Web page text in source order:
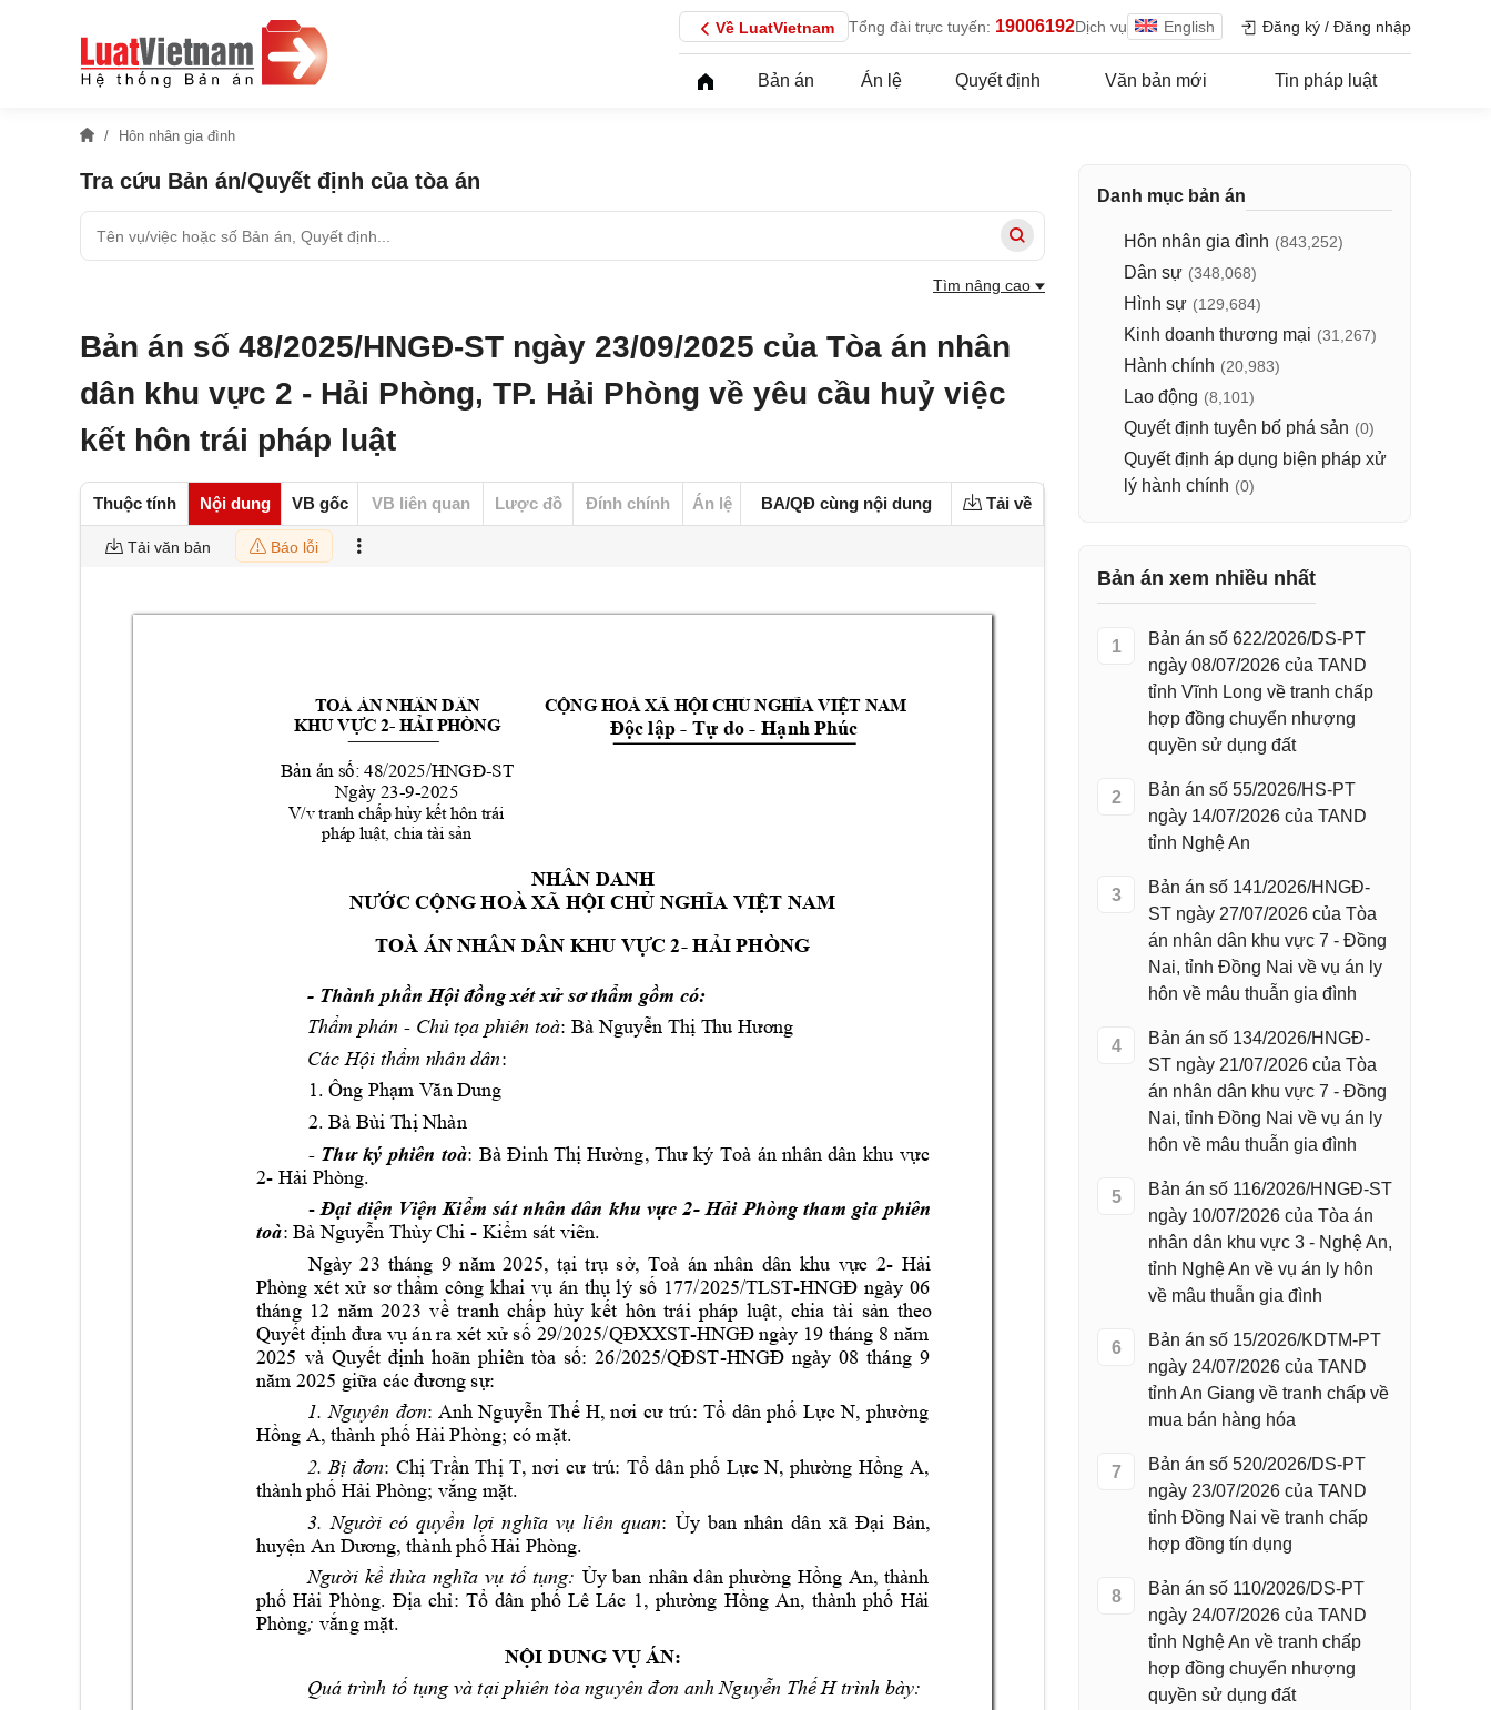
Về LuatVietnam Tổng đài trực tuyến: 19006192Dịch vụ English Đăng ký / Đăng nhập
Bản án Án lệ Quyết định Văn bản mới Tin pháp luật
Hôn nhân gia đình
Tra cứu Bản án/Quyết định của tòa án
Tìm nâng cao
Bản án số 48/2025/HNGĐ-ST ngày 23/09/2025 của Tòa án nhân
dân khu vực 2 - Hải Phòng, TP. Hải Phòng về yêu cầu huỷ việc
kết hôn trái pháp luật
Thuộc tính Nội dung VB gốc VB liên quan Lược đồ Đính chính Án lệ BA/QĐ cùng nội dung Tải về
Tải văn bản Báo lỗi
TOÀ ÁN NHÂN DÂN
KHU VỰC 2- HẢI PHÒNG
Bản án số: 48/2025/HNGĐ-ST
Ngày 23-9-2025
V/v tranh chấp hủy kết hôn trái
pháp luật, chia tài sản
CỘNG HOÀ XÃ HỘI CHỦ NGHĨA VIỆT NAM
Độc lập - Tự do - Hạnh Phúc
NHÂN DANH
NƢỚC CỘNG HOÀ XÃ HỘI CHỦ NGHĨA VIỆT NAM
TOÀ ÁN NHÂN DÂN KHU VỰC 2- HẢI PHÒNG
- Thành phần Hội đồng xét xử sơ thẩm gồm có:
Thẩm phán - Chủ tọa phiên toà: Bà Nguyễn Thị Thu Hương
Các Hội thẩm nhân dân:
1. Ông Phạm Văn Dung
2. Bà Bùi Thị Nhàn
- Thư ký phiên toà: Bà Đinh Thị Hường, Thư ký Toà án nhân dân khu vực
2- Hải Phòng.
- Đại diện Viện Kiểm sát nhân dân khu vực 2- Hải Phòng tham gia phiên
toà: Bà Nguyễn Thùy Chi - Kiểm sát viên.
Ngày 23 tháng 9 năm 2025, tại trụ sở, Toà án nhân dân khu vực 2- Hải
Phòng xét xử sơ thẩm công khai vụ án thụ lý số 177/2025/TLST-HNGĐ ngày 06
tháng 12 năm 2023 về tranh chấp hủy kết hôn trái pháp luật, chia tài sản theo
Quyết định đưa vụ án ra xét xử số 29/2025/QĐXXST-HNGĐ ngày 19 tháng 8 năm
2025 và Quyết định hoãn phiên tòa số: 26/2025/QĐST-HNGĐ ngày 08 tháng 9
năm 2025 giữa các đương sự:
1. Nguyên đơn: Anh Nguyễn Thế H, nơi cư trú: Tổ dân phố Lực N, phường
Hồng A, thành phố Hải Phòng; có mặt.
2. Bị đơn: Chị Trần Thị T, nơi cư trú: Tổ dân phố Lực N, phường Hồng A,
thành phố Hải Phòng; vắng mặt.
3. Người có quyền lợi nghĩa vụ liên quan: Ủy ban nhân dân xã Đại Bản,
huyện An Dương, thành phố Hải Phòng.
Người kề thừa nghĩa vụ tố tụng: Ủy ban nhân dân phường Hồng An, thành
phố Hải Phòng. Địa chỉ: Tổ dân phố Lê Lác 1, phường Hồng An, thành phố Hải
Phòng; vắng mặt.
NỘI DUNG VỤ ÁN:
Quá trình tố tụng và tại phiên tòa nguyên đơn anh Nguyễn Thế H trình bày:
Danh mục bản án
Hôn nhân gia đình (843,252)
Dân sự (348,068)
Hình sự (129,684)
Kinh doanh thương mại (31,267)
Hành chính (20,983)
Lao động (8,101)
Quyết định tuyên bố phá sản (0)
Quyết định áp dụng biện pháp xử
lý hành chính (0)
Bản án xem nhiều nhất
1
Bản án số 622/2026/DS-PT
ngày 08/07/2026 của TAND
tỉnh Vĩnh Long về tranh chấp
hợp đồng chuyển nhượng
quyền sử dụng đất
2
Bản án số 55/2026/HS-PT
ngày 14/07/2026 của TAND
tỉnh Nghệ An
3
Bản án số 141/2026/HNGĐ-
ST ngày 27/07/2026 của Tòa
án nhân dân khu vực 7 - Đồng
Nai, tỉnh Đồng Nai về vụ án ly
hôn về mâu thuẫn gia đình
4
Bản án số 134/2026/HNGĐ-
ST ngày 21/07/2026 của Tòa
án nhân dân khu vực 7 - Đồng
Nai, tỉnh Đồng Nai về vụ án ly
hôn về mâu thuẫn gia đình
5
Bản án số 116/2026/HNGĐ-ST
ngày 10/07/2026 của Tòa án
nhân dân khu vực 3 - Nghệ An,
tỉnh Nghệ An về vụ án ly hôn
về mâu thuẫn gia đình
6
Bản án số 15/2026/KDTM-PT
ngày 24/07/2026 của TAND
tỉnh An Giang về tranh chấp về
mua bán hàng hóa
7
Bản án số 520/2026/DS-PT
ngày 23/07/2026 của TAND
tỉnh Đồng Nai về tranh chấp
hợp đồng tín dụng
8
Bản án số 110/2026/DS-PT
ngày 24/07/2026 của TAND
tỉnh Nghệ An về tranh chấp
hợp đồng chuyển nhượng
quyền sử dụng đất